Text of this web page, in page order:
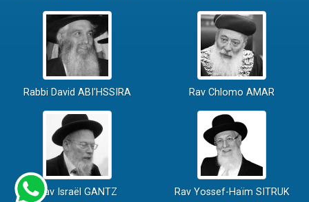
Rabbi David ABI'HSSIRA Rav Chlomo AMAR
Rav Israël GANTZ Rav Yossef-Haïm SITRUK